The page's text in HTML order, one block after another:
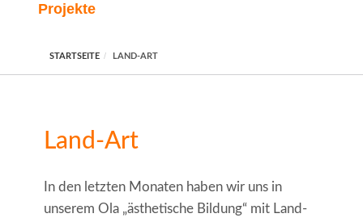
Projekte
STARTSEITE LAND-ART
Land-Art
In den letzten Monaten haben wir uns in
unserem Ola „ästhetische Bildung“ mit Land-